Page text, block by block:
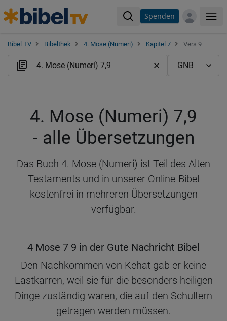
Spenden
Bibel TV Bibelthek 4. Mose (Numeri) Kapitel 7 Vers 9
4. Mose (Numeri) 7,9
- alle Übersetzungen
Das Buch 4. Mose (Numeri) ist Teil des Alten
Testaments und in unserer Online-Bibel
kostenfrei in mehreren Übersetzungen
verfügbar.
4 Mose 7 9 in der Gute Nachricht Bibel
Den Nachkommen von Kehat gab er keine
Lastkarren, weil sie für die besonders heiligen
Dinge zuständig waren, die auf den Schultern
getragen werden müssen.